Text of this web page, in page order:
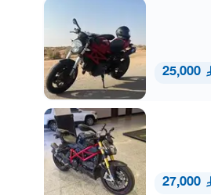
25,000
27,000